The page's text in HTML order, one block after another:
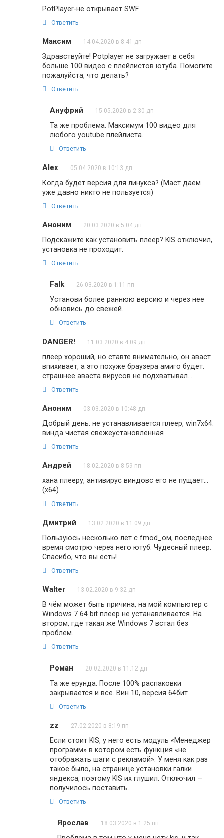
PotPlayer-не открывает SWF
Ответить
Максим 14.04.2020 в 8:41 дп
Здравствуйте! Potplayer не загружает в себя
больше 100 видео с плейлистов ютуба. Помогите
пожалуйста, что делать?
Ответить
Ануфрий 15.05.2020 в 2:30 дп
Та же проблема. Максимум 100 видео для
любого youtube плейлиста.
Ответить
Alex 05.04.2020 в 10:13 дп
Когда будет версия для линукса? (Маст даем
уже давно никто не пользуется)
Ответить
Аноним 20.03.2020 в 5:04 дп
Подскажите как установить плеер? KIS отключил,
установка не проходит.
Ответить
Falk 26.03.2020 в 1:11 пп
Установи более раннюю версию и через нее
обновись до свежей.
Ответить
DANGER! 11.03.2020 в 4:09 дп
плеер хороший, но ставте внимательно, он аваст
впихивает, а это похуже браузера амиго будет.
страшнее аваста вирусов не подхватывал…
Ответить
Аноним 03.03.2020 в 10:48 дп
Добрый день. не устанавливается плеер, win7x64.
винда чистая свежеустановленная
Ответить
Андрей 18.02.2020 в 8:59 пп
хана плееру, антивирус виндовс его не пущает…
(х64)
Ответить
Дмитрий 13.02.2020 в 11:09 дп
Пользуюсь несколько лет с fmod_ом, последнее
время смотрю через него ютуб. Чудесный плеер.
Спасибо, что вы есть!
Ответить
Walter 13.02.2020 в 9:32 дп
В чём может быть причина, на мой компьютер с
Windows 7 64 bit плеер не устанавливается. На
втором, где такая же Windows 7 встал без
проблем.
Ответить
Роман 20.02.2020 в 11:12 дп
Та же ерунда. После 100% распаковки
закрывается и все. Вин 10, версия 64бит
Ответить
zz 27.02.2020 в 8:19 пп
Если стоит KIS, у него есть модуль «Менеджер
программ» в котором есть функция «не
отображать шаги с рекламой». У меня как раз
такое было, на странице установки галки
яндекса, поэтому KIS их глушил. Отключил —
получилось поставить.
Ответить
Ярослав 18.03.2020 в 1:25 пп